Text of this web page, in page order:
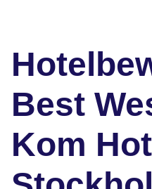
Best
Kom